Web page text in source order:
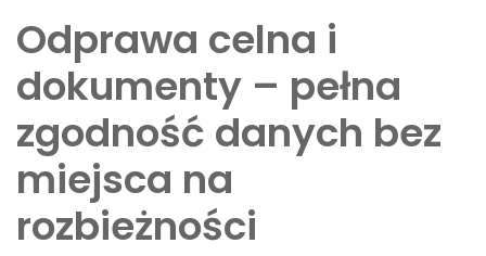
Odprawa celna i
dokumenty – pełna
zgodność danych bez
miejsca na
rozbieżności